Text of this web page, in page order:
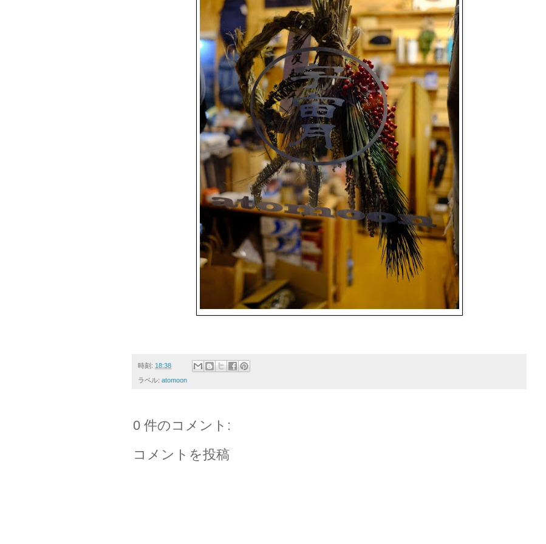
時刻: 18:38
ラベル: atomoon
0 件のコメント:
コメントを投稿